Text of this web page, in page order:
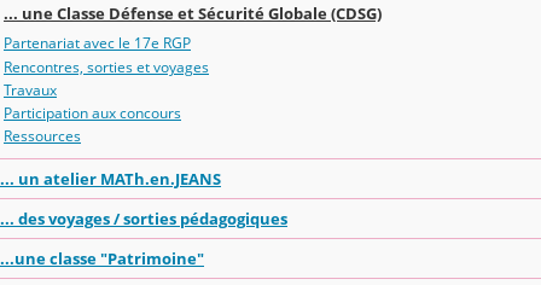
... une Classe Défense et Sécurité Globale (CDSG)
Partenariat avec le 17e RGP
Rencontres, sorties et voyages
Travaux
Participation aux concours
Ressources
... un atelier MATh.en.JEANS
... des voyages / sorties pédagogiques
...une classe "Patrimoine"